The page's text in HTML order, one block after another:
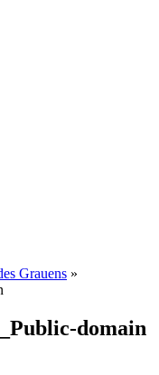
Grauens »
domain